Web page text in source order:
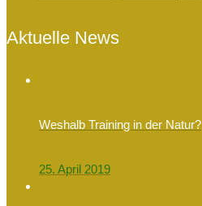
Aktuelle News
Weshalb Training in der Natur?
25. April 2019